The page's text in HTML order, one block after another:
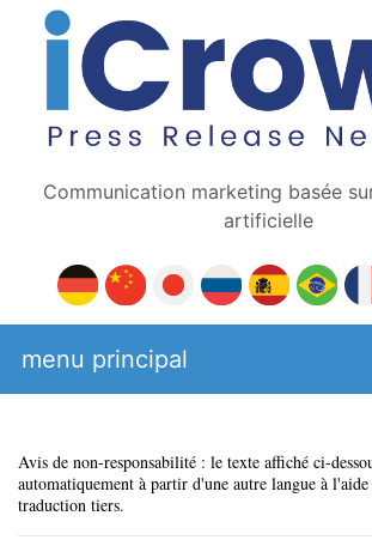
Communication marketing basée
artificielle
menu principal
Avis de non-responsabilité : le texte affiché ci-
automatiquement à partir d'une autre langue à
traduction tiers.